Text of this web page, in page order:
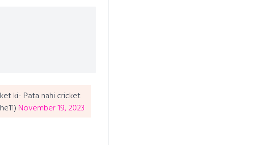
ki- Pata nahi cricket
November 19, 2023